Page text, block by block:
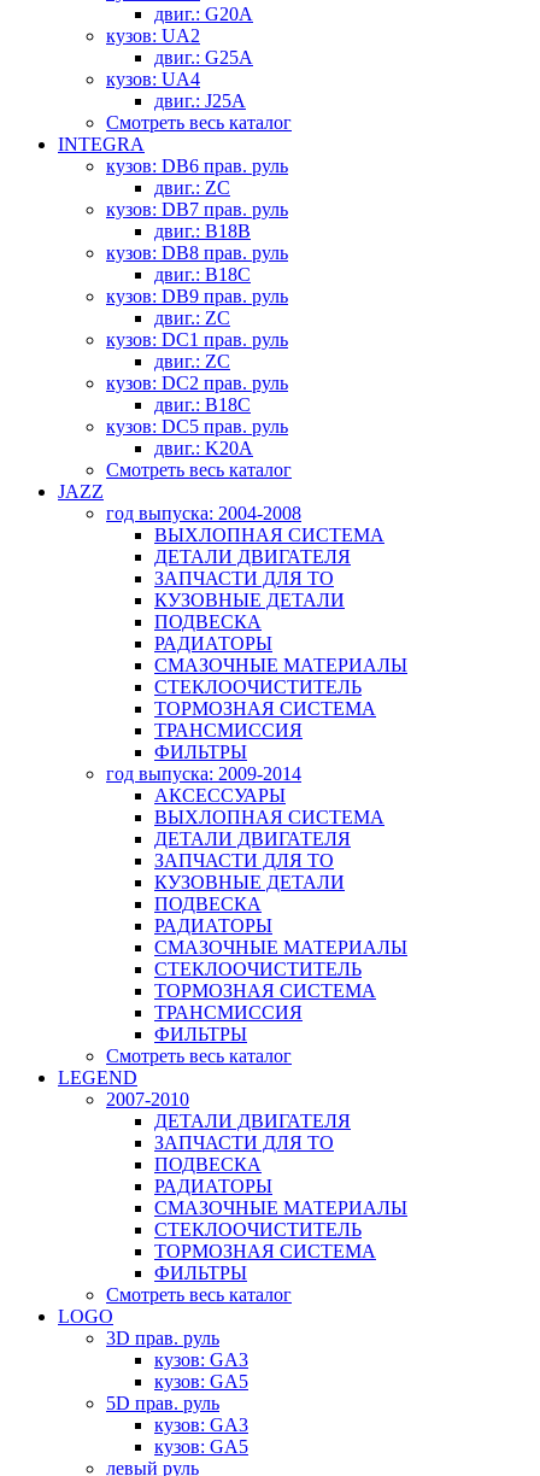
двиг.: G20A
кузов: UA2
двиг.: G25A
кузов: UA4
двиг.: J25A
Смотреть весь каталог
INTEGRA
кузов: DB6 прав. руль
двиг.: ZC
кузов: DB7 прав. руль
двиг.: B18B
кузов: DB8 прав. руль
двиг.: B18C
кузов: DB9 прав. руль
двиг.: ZC
кузов: DC1 прав. руль
двиг.: ZC
кузов: DC2 прав. руль
двиг.: B18C
кузов: DC5 прав. руль
двиг.: K20A
Смотреть весь каталог
JAZZ
год выпуска: 2004-2008
ВЫХЛОПНАЯ СИСТЕМА
ДЕТАЛИ ДВИГАТЕЛЯ
ЗАПЧАСТИ ДЛЯ ТО
КУЗОВНЫЕ ДЕТАЛИ
ПОДВЕСКА
РАДИАТОРЫ
СМАЗОЧНЫЕ МАТЕРИАЛЫ
СТЕКЛООЧИСТИТЕЛЬ
ТОРМОЗНАЯ СИСТЕМА
ТРАНСМИССИЯ
ФИЛЬТРЫ
год выпуска: 2009-2014
АКСЕССУАРЫ
ВЫХЛОПНАЯ СИСТЕМА
ДЕТАЛИ ДВИГАТЕЛЯ
ЗАПЧАСТИ ДЛЯ ТО
КУЗОВНЫЕ ДЕТАЛИ
ПОДВЕСКА
РАДИАТОРЫ
СМАЗОЧНЫЕ МАТЕРИАЛЫ
СТЕКЛООЧИСТИТЕЛЬ
ТОРМОЗНАЯ СИСТЕМА
ТРАНСМИССИЯ
ФИЛЬТРЫ
Смотреть весь каталог
LEGEND
2007-2010
ДЕТАЛИ ДВИГАТЕЛЯ
ЗАПЧАСТИ ДЛЯ ТО
ПОДВЕСКА
РАДИАТОРЫ
СМАЗОЧНЫЕ МАТЕРИАЛЫ
СТЕКЛООЧИСТИТЕЛЬ
ТОРМОЗНАЯ СИСТЕМА
ФИЛЬТРЫ
Смотреть весь каталог
LOGO
3D прав. руль
кузов: GA3
кузов: GA5
5D прав. руль
кузов: GA3
кузов: GA5
левый руль